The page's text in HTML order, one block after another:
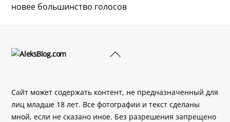
новее большинство голосов
Back
Сайт может содержать контент, не предназначенный для
лиц младше 18 лет. Все фотографии и текст сделаны
мной, если не сказано иное. Без разрешения запрещено